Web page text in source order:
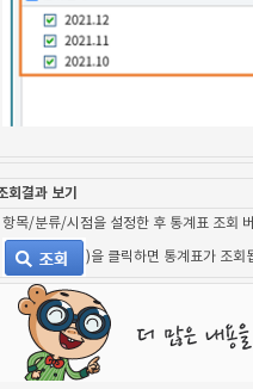
회결과 보기
항목/분류/시점을 설정한 후 통계표 조회
)을 클릭하면 통계표가 조회